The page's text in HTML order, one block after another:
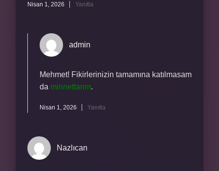
Nisan 1, 2026 Yanıtla
admin
Mehmet! Fikirlerinizin tamamına katılmasam
da minnettarım.
Nisan 1, 2026 Yanıtla
Nazlıcan